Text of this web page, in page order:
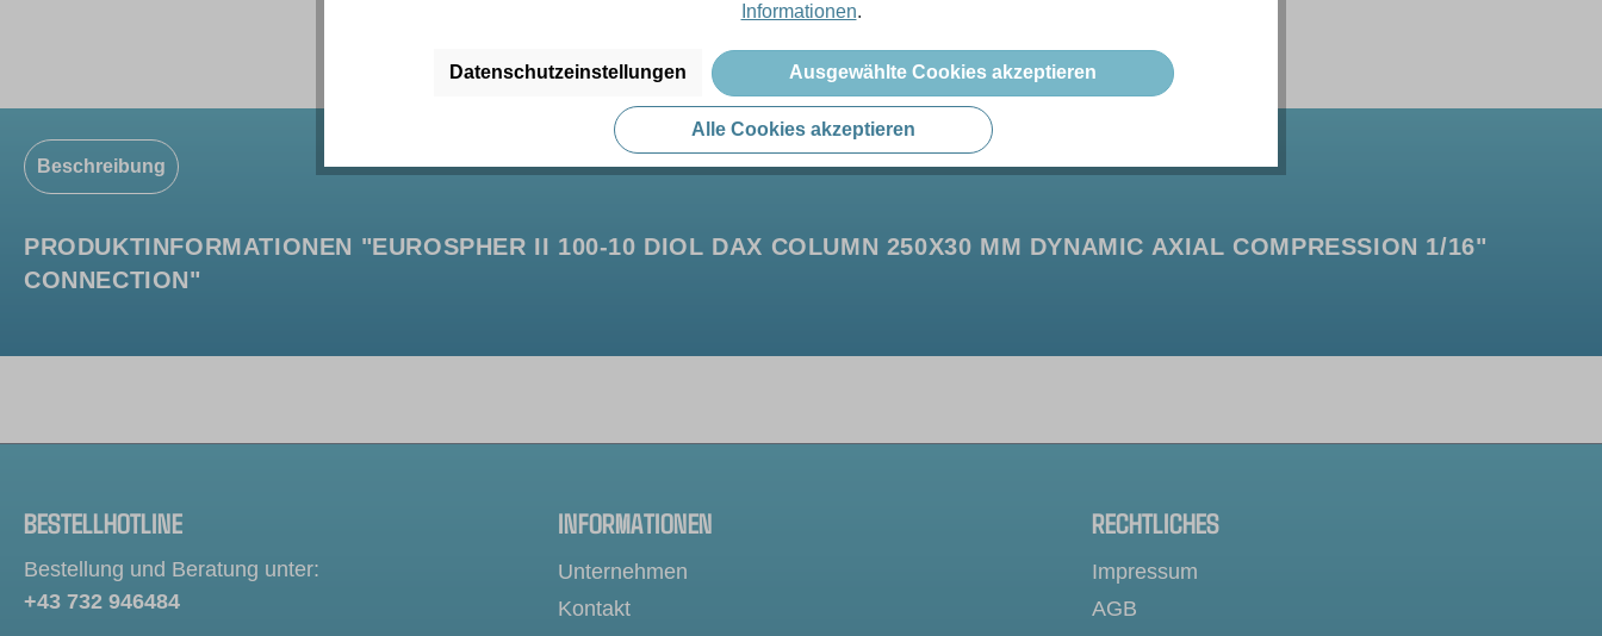
Beschreibung
PRODUKTINFORMATIONEN "EUROSPHER II 100-10 DIOL DAX COLUMN 250X30 MM DYNAMIC AXIAL COMPRESSION 1/16"
CONNECTION"
BESTELLHOTLINE
Bestellung und Beratung unter:
+43 732 946484
INFORMATIONEN
Unternehmen
Kontakt
RECHTLICHES
Impressum
AGB
Informationen.
Datenschutzeinstellungen Ausgewählte Cookies akzeptieren
Alle Cookies akzeptieren